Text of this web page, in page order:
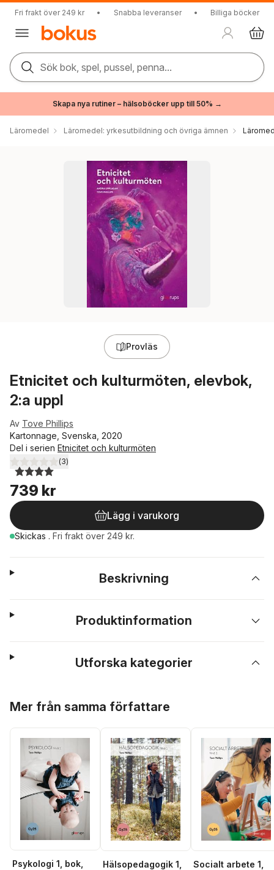
Fri frakt över 249 kr • Snabba leveranser • Billiga böcker
Sök bok, spel, pussel, penna...
Skapa nya rutiner – hälsoböcker upp till 50% →
Läromedel Läromedel: yrkesutbildning och övriga ämnen
Provläs
Etnicitet och kulturmöten, elevbok,
2:a uppl
Av Tove Phillips
Kartonnage, Svenska, 2020
Del i serien Etnicitet och kulturmöten
4,0utav 5 stjärnor. Totalt antal röster:
(3)
739 kr
Lägg i varukorg
Skickas . Fri frakt över 249 kr.
Beskrivning
Produktinformation
Utforska kategorier
Mer från samma författare
Psykologi 1, bok,
Hälsopedagogik 1,
Socialt arbete 1,